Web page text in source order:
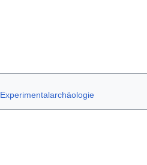
Experimentalarchäologie